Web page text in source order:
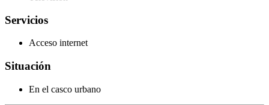
Servicios
Acceso internet
Situación
En el casco urbano